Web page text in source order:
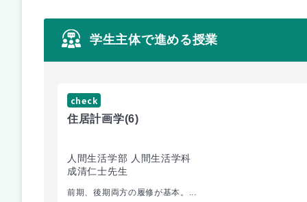
学生主体で進める授業
check
住居計画学(6)
人間生活学部 人間生活学科
成清仁士先生
前期、後期両方の履修が基本。...